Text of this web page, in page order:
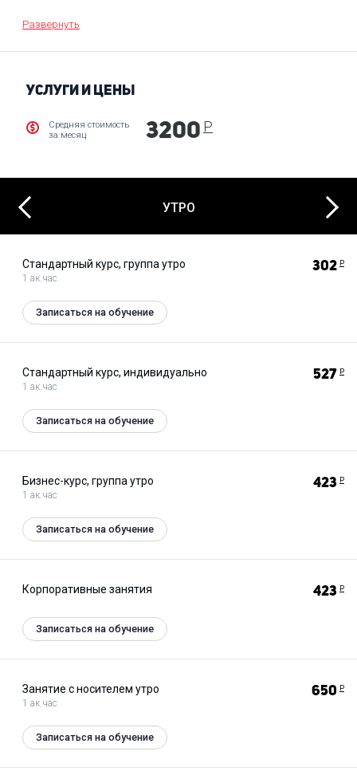
условий оплаты Возможен возврат налога 13% на
Развернуть
УСЛУГИ И ЦЕНЫ
Средняя стоимость
за месяц
3200 Р
Previous УТРО
Стандартный курс, группа утро
1 ак.час
302 Р
Записаться на обучение
Стандартный курс, индивидуально
1 ак.час
527 Р
Записаться на обучение
Бизнес-курс, группа утро
1 ак.час
423 Р
Записаться на обучение
Корпоративные занятия 423 Р
Записаться на обучение
Занятие с носителем утро
1 ак.час
650 Р
Записаться на обучение
Next